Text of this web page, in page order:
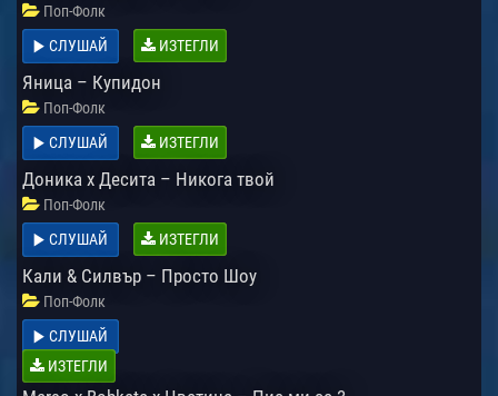
Поп-Фолк
СЛУШАЙ
ИЗТЕГЛИ
Яница – Купидон
Поп-Фолк
СЛУШАЙ
ИЗТЕГЛИ
Доника х Десита – Никога твой
Поп-Фолк
СЛУШАЙ
ИЗТЕГЛИ
Кали & Силвър – Просто Шоу
Поп-Фолк
СЛУШАЙ
ИЗТЕГЛИ